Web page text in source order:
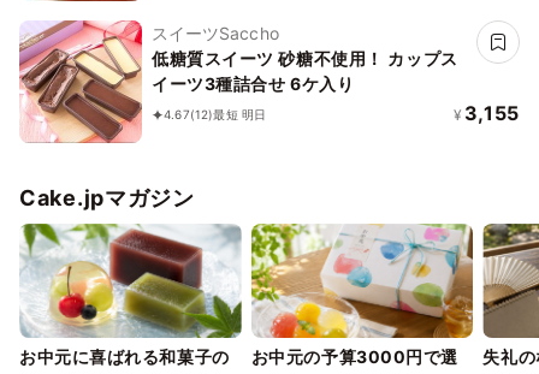
スイーツSaccho
低糖質スイーツ 砂糖不使用！ カップス
イーツ3種詰合せ 6ケ入り
4.67(12)最短 明日 ¥ 3,155
Cake.jpマガジン
お中元に喜ばれる和菓子の
お中元の予算3000円で選
失礼